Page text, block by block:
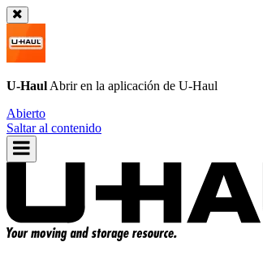
U-Haul Abrir en la aplicación de U-Haul
Abierto
Saltar al contenido